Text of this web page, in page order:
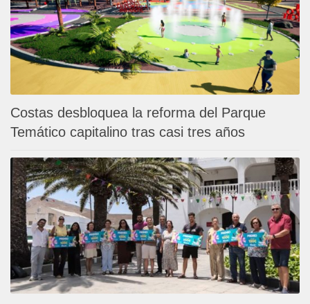
Costas desbloquea la reforma del Parque
Temático capitalino tras casi tres años